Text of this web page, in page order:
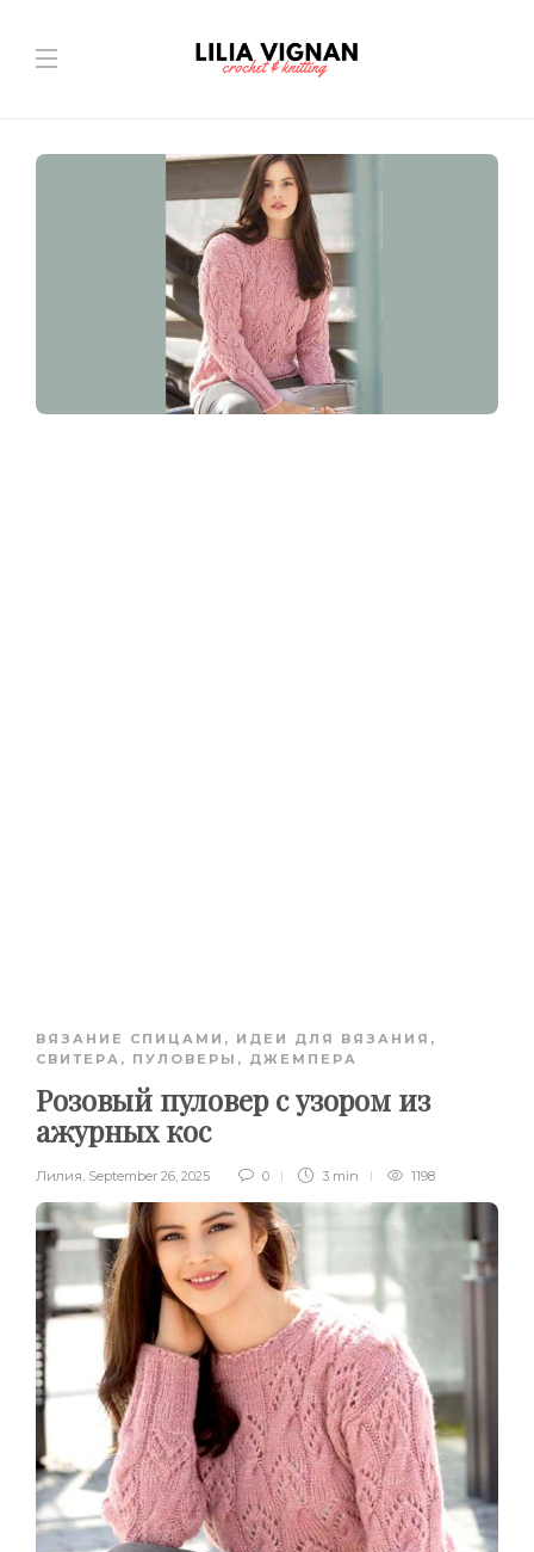
ВЯЗАНИЕ СПИЦАМИ , ИДЕИ ДЛЯ ВЯЗАНИЯ ,
СВИТЕРА, ПУЛОВЕРЫ, ДЖЕМПЕРА
Розовый пуловер с узором из
ажурных кос
Лилия, September 26, 2025 0 3 min 1198